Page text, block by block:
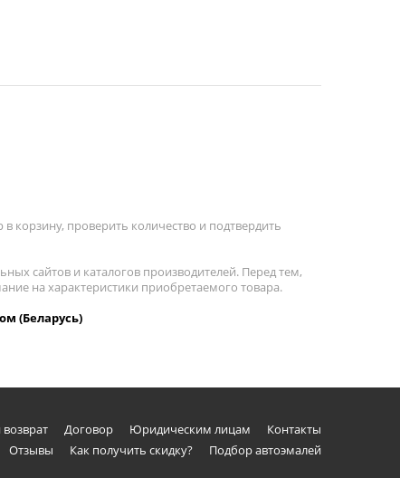
корзину, проверить количество и подтвердить
сайтов и каталогов производителей. Перед тем,
на характеристики приобретаемого товара.
(Беларусь)
Договор Юридическим лицам
Контакты
Отзывы Как получить скидку? Подбор автоэмалей